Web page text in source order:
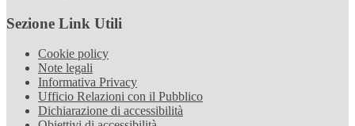
Sezione Link Utili
Cookie policy
Note legali
Informativa Privacy
Ufficio Relazioni con il Pubblico
Dichiarazione di accessibilità